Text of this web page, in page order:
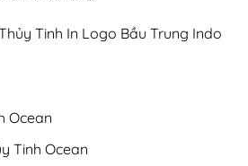
Tinh In Logo Bầu Trung Indo
Ocean
Tinh Ocean